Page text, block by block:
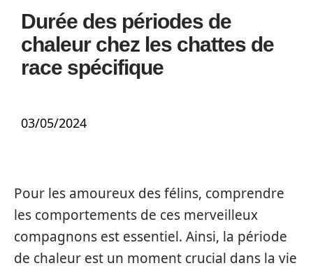
Durée des périodes de
chaleur chez les chattes de
race spécifique
03/05/2024
Pour les amoureux des félins, comprendre
les comportements de ces merveilleux
compagnons est essentiel. Ainsi, la période
de chaleur est un moment crucial dans la vie